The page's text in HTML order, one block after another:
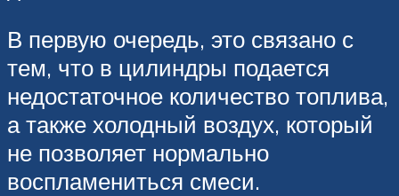
В первую очередь, это связано с
тем, что в цилиндры подается
недостаточное количество топлива,
а также холодный воздух, который
не позволяет нормально
воспламениться смеси.